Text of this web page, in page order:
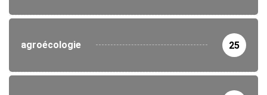
agroécologie 25